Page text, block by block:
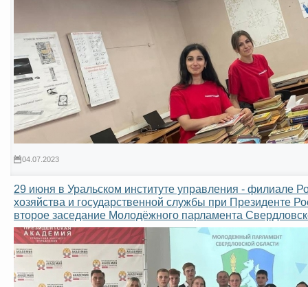
04.07.2023
29 июня в Уральском институте управления - филиале
хозяйства и государственной службы при Президенте
второе заседание Молодёжного парламента